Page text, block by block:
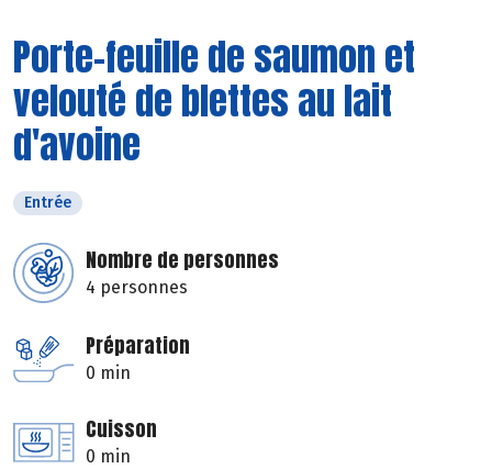
Porte-feuille de saumon et
velouté de blettes au lait
d'avoine
Entrée
Nombre de personnes
4 personnes
Préparation
0 min
Cuisson
0 min